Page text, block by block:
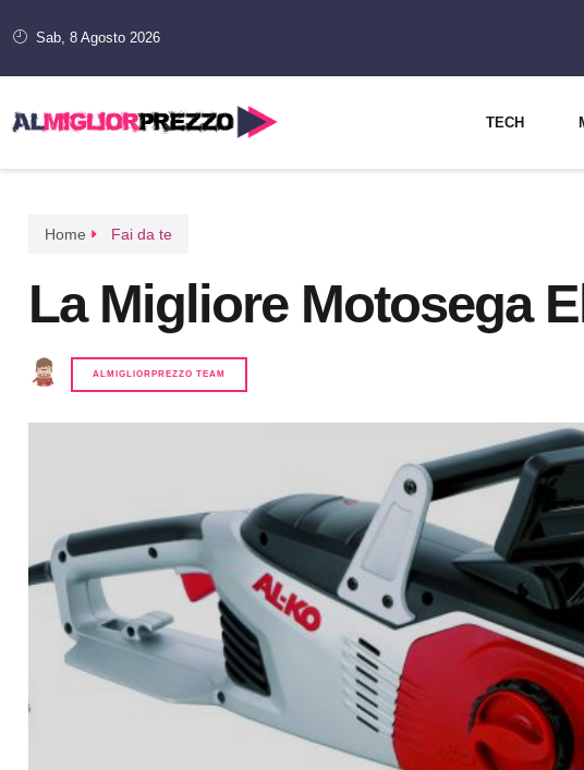
Sab, 8 Agosto 2026
TECH
Home Fai da te
La Migliore Motosega
ALMIGLIORPREZZO TEAM